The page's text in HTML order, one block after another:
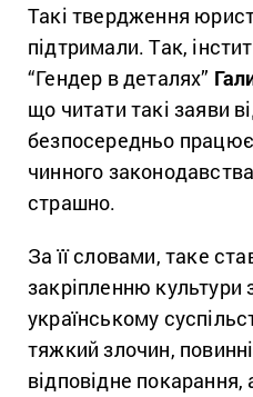
Такі твердження
підтримали. Так,
“Гендер в деталях”
що читати такі заяви
безпосередньо
чинного
страшно.
За її словами, таке
закріпленню культури
українському
тяжкий злочин,
відповідне покарання,